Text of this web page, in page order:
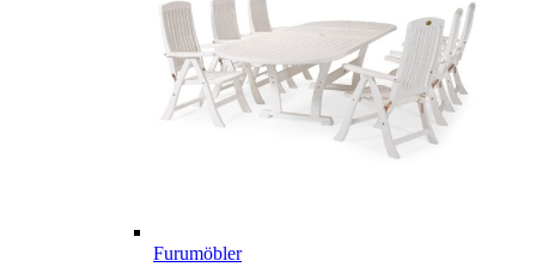
Furumöbler